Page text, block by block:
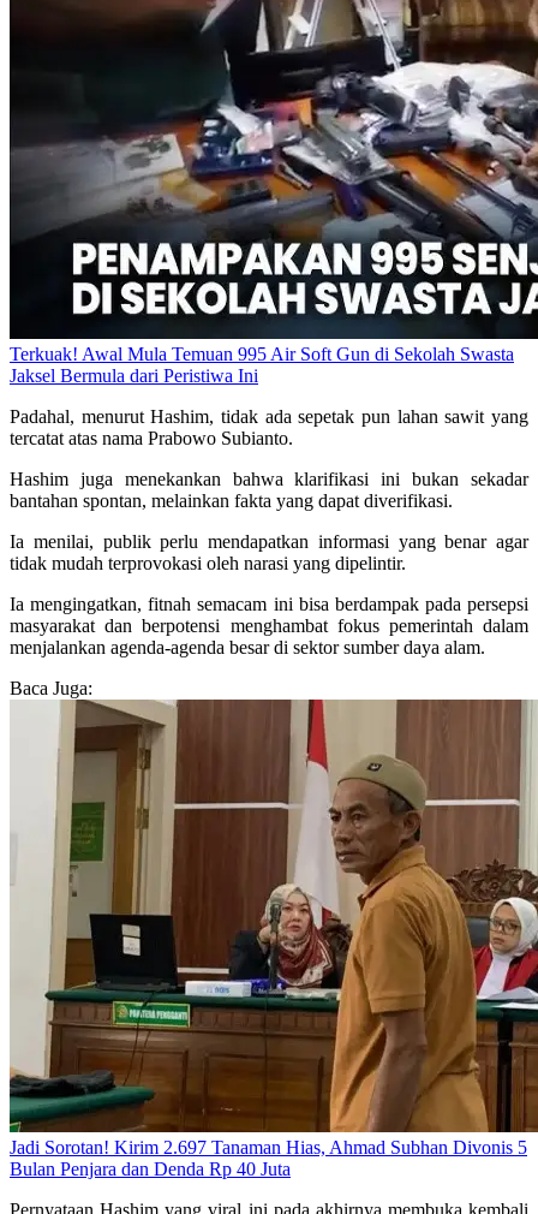
Terkuak! Awal Mula Temuan 995 Air Soft Gun di Sekolah Swasta
Jaksel Bermula dari Peristiwa Ini
Padahal, menurut Hashim, tidak ada sepetak pun lahan sawit yang
tercatat atas nama Prabowo Subianto.
Hashim juga menekankan bahwa klarifikasi ini bukan sekadar
bantahan spontan, melainkan fakta yang dapat diverifikasi.
Ia menilai, publik perlu mendapatkan informasi yang benar agar
tidak mudah terprovokasi oleh narasi yang dipelintir.
Ia mengingatkan, fitnah semacam ini bisa berdampak pada persepsi
masyarakat dan berpotensi menghambat fokus pemerintah dalam
menjalankan agenda-agenda besar di sektor sumber daya alam.
Baca Juga:
Jadi Sorotan! Kirim 2.697 Tanaman Hias, Ahmad Subhan Divonis 5
Bulan Penjara dan Denda Rp 40 Juta